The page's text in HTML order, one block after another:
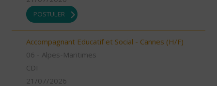
POSTULER
Accompagnant Educatif et Social - Cannes (H/F)
06 - Alpes-Maritimes
CDI
21/07/2026